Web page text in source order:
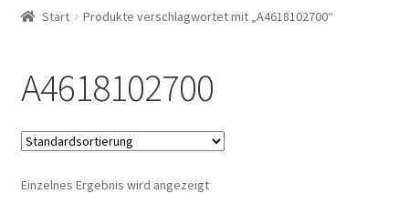
Start Produkte verschlagwortet mit „A4618102700“
A4618102700
Einzelnes Ergebnis wird angezeigt